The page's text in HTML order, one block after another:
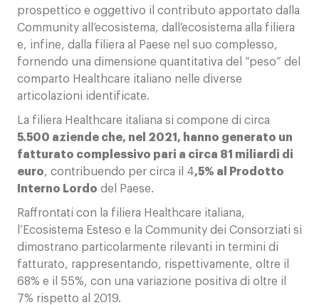
prospettico e oggettivo il contributo apportato dalla
Community all’ecosistema, dall’ecosistema alla filiera
e, infine, dalla filiera al Paese nel suo complesso,
fornendo una dimensione quantitativa del “peso” del
comparto Healthcare italiano nelle diverse
articolazioni identificate.
La filiera Healthcare italiana si compone di circa
5.500 aziende che, nel 2021, hanno generato un
fatturato complessivo pari a circa 81 miliardi di
euro, contribuendo per circa il 4,5% al Prodotto
Interno Lordo del Paese.
Raffrontati con la filiera Healthcare italiana,
l’Ecosistema Esteso e la Community dei Consorziati si
dimostrano particolarmente rilevanti in termini di
fatturato, rappresentando, rispettivamente, oltre il
68% e il 55%, con una variazione positiva di oltre il
7% rispetto al 2019.